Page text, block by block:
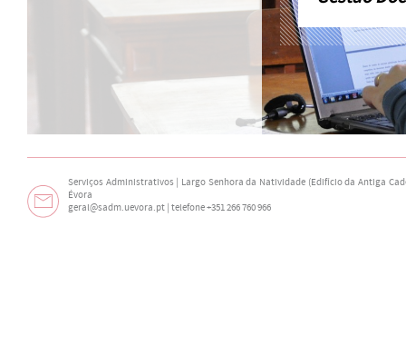
Serviços Administrativos | Largo Senhora da Natividade (Edifício da Antiga
Évora
geral@sadm.uevora.pt | telefone +351 266 760 966